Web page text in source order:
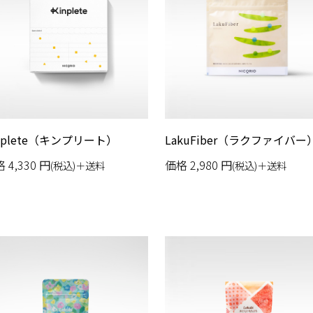
（キンプリート）
4,330 円(税込)＋送料
LakuFiber（ラクファイバー
価格2,980 円(税込)＋送料